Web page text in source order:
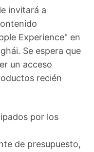
invitará a
Experience" en
Se espera que
un acceso
recién
por los
de presupuesto,